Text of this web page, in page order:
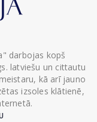
darbojas kopš
latviešu un cittautu
kā arī jauno
izsoles klātienē,